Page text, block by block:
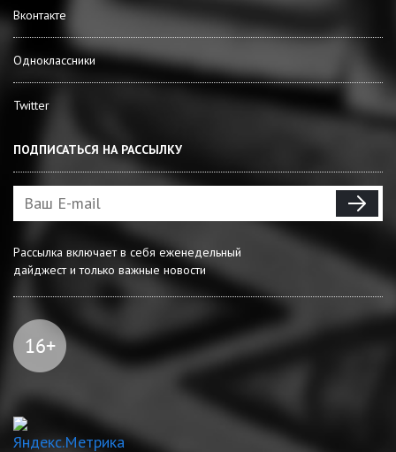
Вконтакте
Одноклассники
Twitter
ПОДПИСАТЬСЯ НА РАССЫЛКУ
Рассылка включает в себя еженедельный
дайджест и только важные новости